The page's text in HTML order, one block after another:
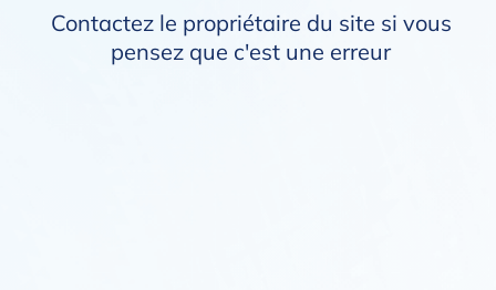
Contactez le propriétaire du site si vous
pensez que c'est une erreur